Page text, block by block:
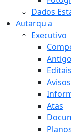
Dados
Autarquia
Executivo
Editais
Avisos
Atas